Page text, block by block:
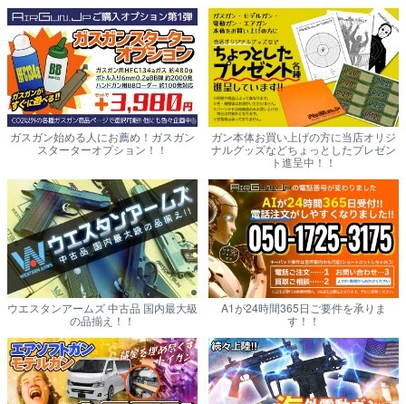
ガスガン始める人にお薦め！ガスガン
スターターオプション！！
ガン本体お買い上げの方に当店オリジ
ナルグッズなどちょっとしたプレゼン
ト進呈中！！
ウエスタンアームズ 中古品 国内最大級
の品揃え！！
A1が24時間365日ご要件を承りま
す！！